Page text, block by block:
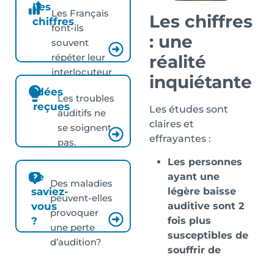
Les
chiffres
Les Français
font-ils
souvent
répéter leur
interlocuteur
?
Idées
reçues
Les troubles
auditifs ne
se soignent
pas.
Le
saviez-
vous
?
Des maladies
peuvent-elles
provoquer
une perte
d’audition?
Les chiffres
: une
réalité
inquiétante
Les études sont
claires et
effrayantes :
Les personnes
ayant une
légère baisse
auditive sont 2
fois plus
susceptibles de
souffrir de